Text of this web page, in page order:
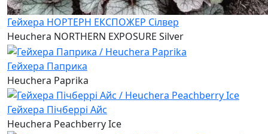
Гейхера НОРТЕРН ЕКСПОЖЕР Сілвер
Heuchera NORTHERN EXPOSURE Silver
Гейхера Паприка
Heuchera Paprika
Гейхера Пічберрі Айс
Heuchera Peachberry Ice